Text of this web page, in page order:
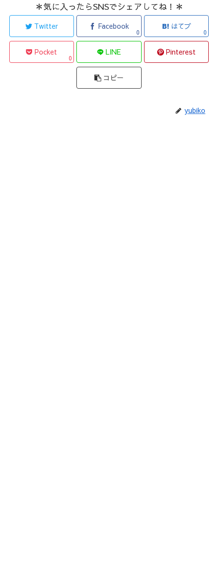
＊気に入ったらSNSでシェアしてね！＊
Twitter Facebook
0
はてブ
0
Pocket
0
LINE Pinterest
コピー
yubiko